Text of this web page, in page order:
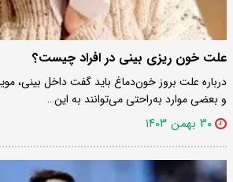
علت خون‌ ریزی بینی در افراد چیست؟
درباره علت بروز خون‌دماغ باید گفت داخل بینی،
و بعضی موارد به‌راحتی می‌توانند به این…
۳۰ بهمن ۱۴۰۳